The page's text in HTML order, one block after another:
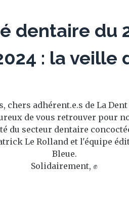
dentaire du
: la veille
chers adhérent.e.s de La Dent
de vous retrouver pour
du secteur dentaire
Le Rolland et l'équipe
Bleue.
Solidairement, ✊